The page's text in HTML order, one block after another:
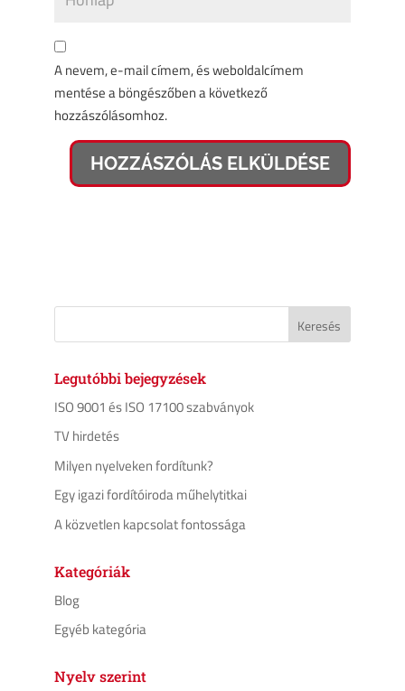
A nevem, e-mail címem, és weboldalcímem
mentése a böngészőben a következő
hozzászólásomhoz.
Legutóbbi bejegyzések
ISO 9001 és ISO 17100 szabványok
TV hirdetés
Milyen nyelveken fordítunk?
Egy igazi fordítóiroda műhelytitkai
A közvetlen kapcsolat fontossága
Kategóriák
Blog
Egyéb kategória
Nyelv szerint